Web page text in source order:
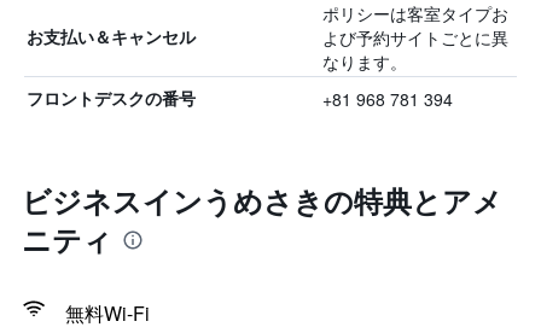
お支払い＆キャンセル
ポリシーは客室タイプお
よび予約サイトごとに異
なります。
フロントデスクの番号 +81 968 781 394
ビジネスインうめさきの特典とアメ
ニティ
無料Wi-Fi